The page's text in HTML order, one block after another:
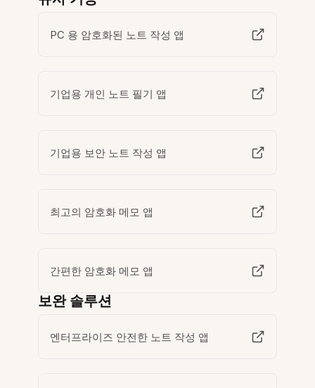
PC 용 암호화된 노트 작성 앱
기업용 개인 노트 필기 앱
기업용 보안 노트 작성 앱
최고의 암호화 메모 앱
간편한 암호화 메모 앱
보완 솔루션
엔터프라이즈 안전한 노트 작성 앱